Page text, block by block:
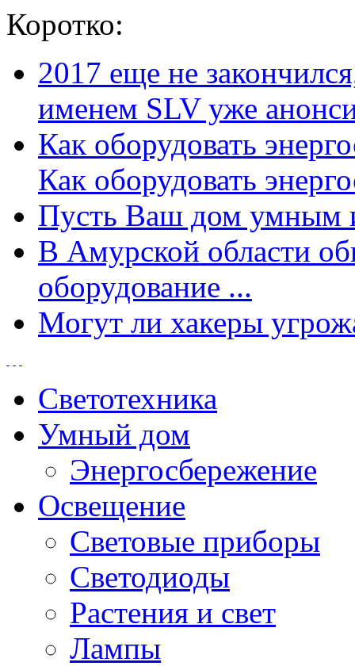
Коротко:
2017 еще не
именем SLV уже
Как оборудовать
Как оборудовать
Пусть Ваш дом умным
В Амурской области
оборудование ...
Могут ли хакеры
Светотехника
Умный дом
Энергосбережение
Освещение
Световые приборы
Светодиоды
Растения и свет
Лампы